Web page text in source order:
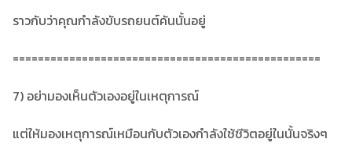
ราวกับว่าคุณกำลังขับรถยนต์คันนั้นอยู่
=================================================
7) อย่ามองเห็นตัวเองอยู่ในเหตุการณ์
แต่ให้มองเหตุการณ์เหมือนกับตัวเองกำลังใช้ชีวิตอยู่ในนั้นจริงๆ